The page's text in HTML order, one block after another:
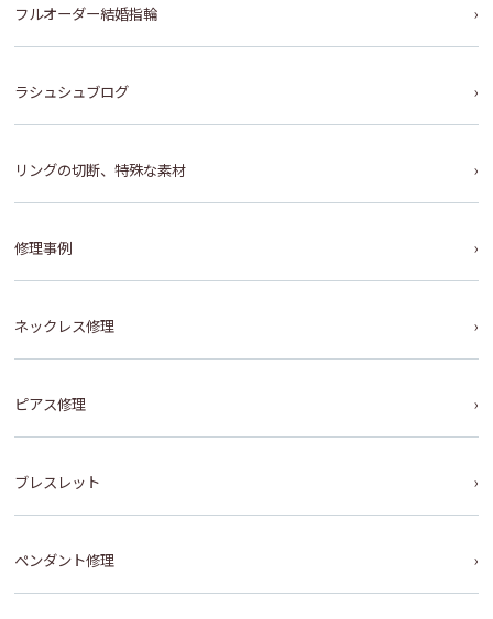
フルオーダー結婚指輪
ラシュシュブログ
リングの切断、特殊な素材
修理事例
ネックレス修理
ピアス修理
ブレスレット
ペンダント修理